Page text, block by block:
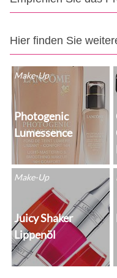
Hier finden Sie
Make-Up
Photogenic
Lumessence
Make-Up
Juicy Shaker
Lippenöl